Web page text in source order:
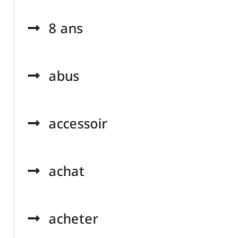
8 ans
abus
accessoir
achat
acheter